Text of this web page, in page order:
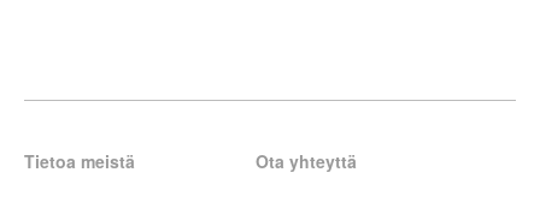
Tietoa meistä Ota yhteyttä